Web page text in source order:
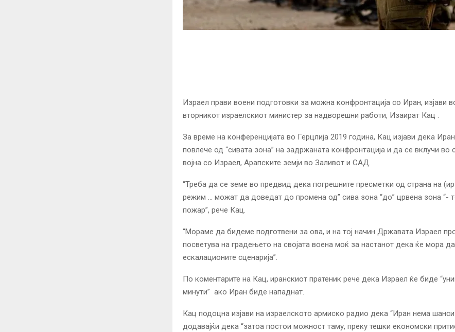
Израел прави воени подготовки за можна конфронтација со Иран, изјави
вторникот израелскиот министер за надворешни работи, Изаират Кац .
За време на конференцијата во Герцлија 2019 година, Кац изјави дека
повлече од “сивата зона” на задржаната конфронтација и да се вклучи во
војна со Израел, Арапските земји во Заливот и САД.
“Треба да се земе во предвид дека погрешните пресметки од страна на
режим … можат да доведат до промена од” сива зона “до” црвена зона “-
пожар”, рече Кац.
“Мораме да бидеме подготвени за ова, и на тој начин Државата Израел
посветува на градењето на својата воена моќ за настанот дека ќе мора
ескалационите сценарија”.
По коментарите на Кац, иранскиот пратеник рече дека Израел ќе биде
минути” ако Иран биде нападнат.
Кац подоцна изјави на израелското армиско радио дека “Иран нема шанси
додавајќи дека “затоа постои можност таму, преку тешки економски